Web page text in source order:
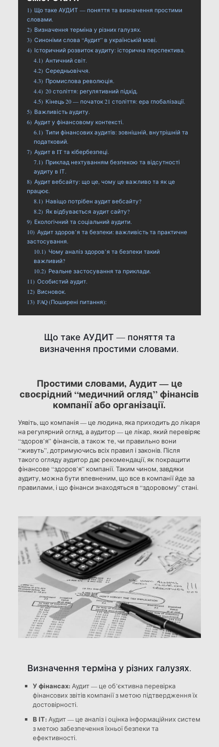
1) Що таке АУДИТ — поняття та визначення простими
словами.
2) Визначення терміна у різних галузях.
3) Синоніми слова “Аудит” в українській мові.
4) Історичний розвиток аудиту: історична перспектива.
4.1) Античний світ.
4.2) Середньовіччя.
4.3) Промислова революція.
4.4) 20 століття: регулятивний підхід.
4.5) Кінець 20 — початок 21 століття: ера глобалізації.
5) Важливість аудиту.
6) Аудит у фінансовому контексті.
6.1) Типи фінансових аудитів: зовнішній, внутрішній та
податковий.
7) Аудит в IT та кібербезпеці.
7.1) Приклад нехтуванням безпекою та відсутності
аудиту в ІТ.
8) Аудит вебсайту: що це, чому це важливо та як це
працює.
8.1) Навіщо потрібен аудит вебсайту?
8.2) Як відбувається аудит сайту?
9) Екологічний та соціальний аудити.
10) Аудит здоров’я та безпеки: важливість та практичне
застосування.
10.1) Чому аналіз здоров’я та безпеки такий
важливий?
10.2) Реальне застосування та приклади.
11) Особистий аудит.
12) Висновок.
13) FAQ (Поширені питання):
Що таке АУДИТ — поняття та
визначення простими словами.
Простими словами, Аудит — це
своєрідний “медичний огляд” фінансів
компанії або організації.
Уявіть, що компанія — це людина, яка приходить до лікаря
на регулярний огляд, а аудитор — це лікар, який перевіряє
“здоров’я” фінансів, а також те, чи правильно вони
“живуть”, дотримуючись всіх правил і законів. Після
такого огляду аудитор дає рекомендації, як покращити
фінансове “здоров’я” компанії. Таким чином, завдяки
аудиту, можна бути впевненим, що все в компанії йде за
правилами, і що фінанси знаходяться в “здоровому” стані.
Визначення терміна у різних галузях.
У фінансах: Аудит — це об’єктивна перевірка
фінансових звітів компанії з метою підтвердження їх
достовірності.
В ІТ: Аудит — це аналіз і оцінка інформаційних систем
з метою забезпечення їхньої безпеки та
ефективності.